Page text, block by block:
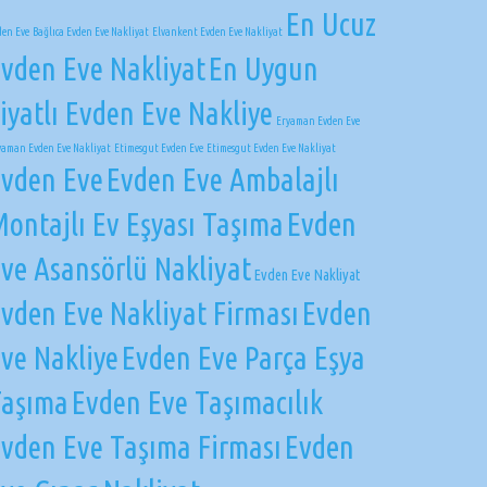
Eve Bağlıca Evden Eve Nakliyat Elvankent Evden Eve Nakliyat En Ucuz
Eve NakliyatEn Uygun
Evden Eve Nakliye Eryaman Evden Eve
Evden Eve Nakliyat Etimesgut Evden Eve Etimesgut Evden Eve Nakliyat
EveEvden Eve Ambalajlı
Ev Eşyası Taşıma Evden
Asansörlü NakliyatEvden Eve Nakliyat
Eve Nakliyat Firması Evden
NakliyeEvden Eve Parça Eşya
Evden Eve Taşımacılık
Eve Taşıma Firması Evden